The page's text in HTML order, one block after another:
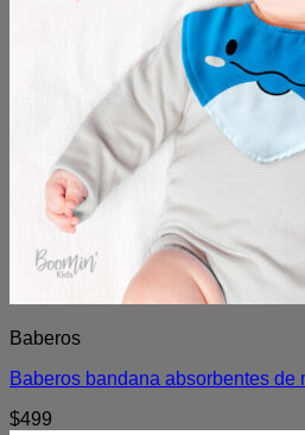
Baberos
Baberos bandana absorbentes de
$499